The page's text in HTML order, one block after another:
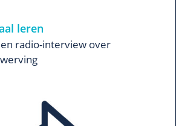
leren
radio-interview over